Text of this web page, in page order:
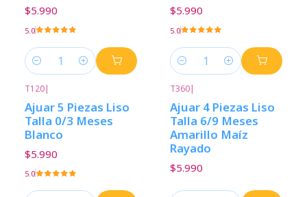
$5.990
5.0
Cantidad
$5.990
5.0
Cantidad
T120|
Ajuar 5 Piezas Liso
Talla 0/3 Meses
Blanco
$5.990
5.0
T360|
Ajuar 4 Piezas Liso
Talla 6/9 Meses
Amarillo Maíz
Rayado
$5.990